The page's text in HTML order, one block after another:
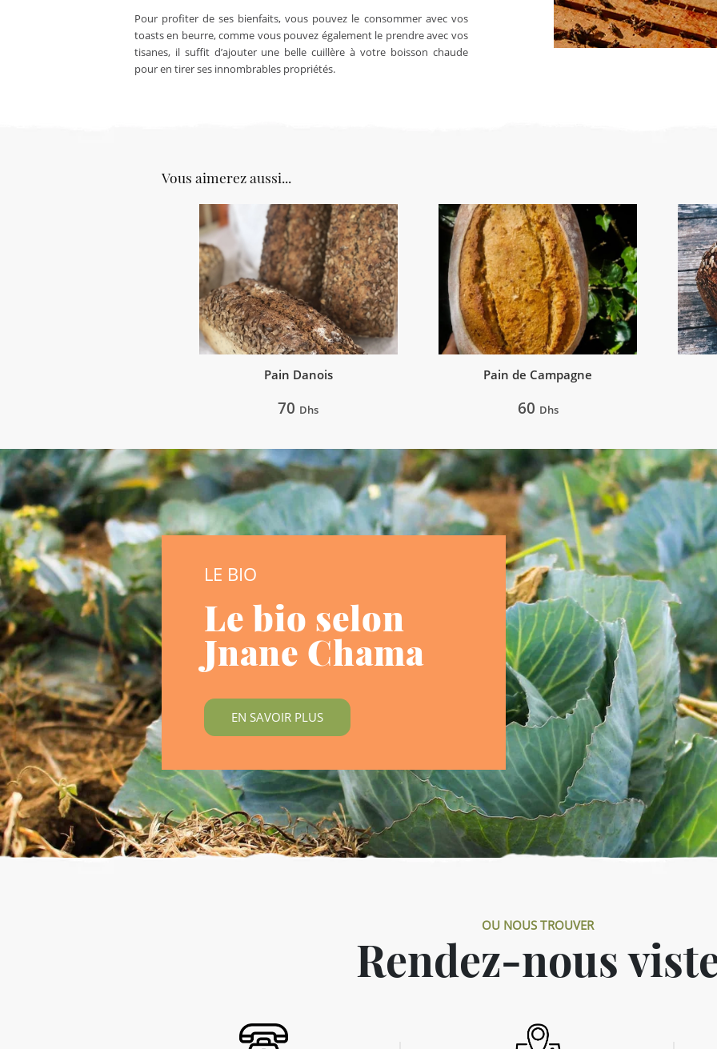
Pour profiter de ses bienfaits, vous pouvez le consommer avec vos
toasts en beurre, comme vous pouvez également le prendre avec vos
tisanes, il suffit d’ajouter une belle cuillère à votre boisson chaude
pour en tirer ses innombrables propriétés.
Vous aimerez aussi...
Pain Danois
70 Dhs
Pain de Campagne
60 Dhs
LE BIO
Le bio selon
Jnane Chama
EN SAVOIR PLUS
OU NOUS TROUVER
Rendez-nous